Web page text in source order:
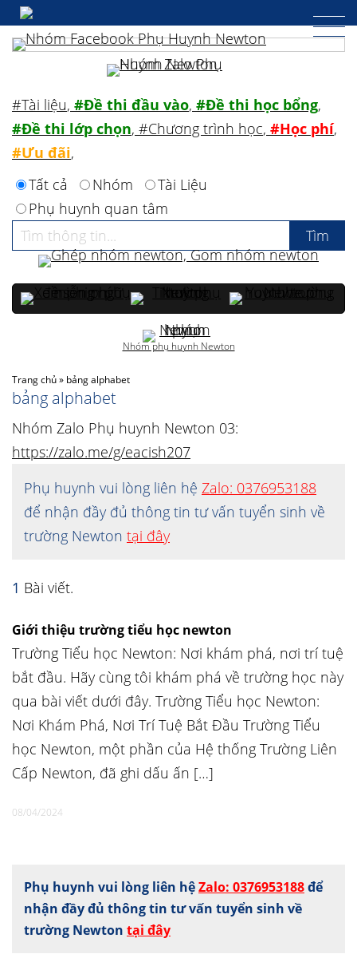
Trang chủ» bảng alphabet
bảng alphabet
Nhóm Zalo Phụ huynh Newton 03:
https://zalo.me/g/eacish207
Phụ huynh vui lòng liên hệ Zalo: 0376953188
để nhận đầy đủ thông tin tư vấn tuyển sinh về
trường Newton tại đây
1 Bài viết.
Giới thiệu trường tiểu học newton
Trường Tiểu học Newton: Nơi khám phá, nơi trí tuệ
bắt đầu. Hãy cùng tôi khám phá về trường học này
qua bài viết dưới đây. Trường Tiểu học Newton:
Nơi Khám Phá, Nơi Trí Tuệ Bắt Đầu Trường Tiểu
học Newton, một phần của Hệ thống Trường Liên
Cấp Newton, đã ghi dấu ấn […]
08/04/2024
Phụ huynh vui lòng liên hệZalo: 0376953188để
nhận đầy đủ thông tin tư vấn tuyển sinh về
trường Newton tại đây
#Tài liệu, #Đề thi đầu vào, #Đề thi học bổng,
#Đề thi lớp chọn, #Chương trình học, #Học phí,
#Ưu đãi,
Tất cả
Nhóm
Tài Liệu
Phụ huynh quan tâm
Nhóm phụ huynh Newton